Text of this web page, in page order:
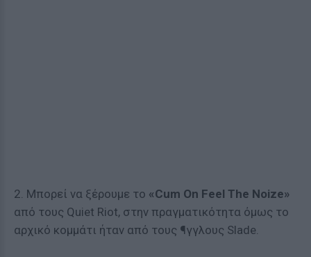
2. Μπορεί να ξέρουμε το «Cum On Feel The Noize»
από τους Quiet Riot, στην πραγματικότητα όμως το
αρχικό κομμάτι ήταν από τους ¶γγλους Slade.